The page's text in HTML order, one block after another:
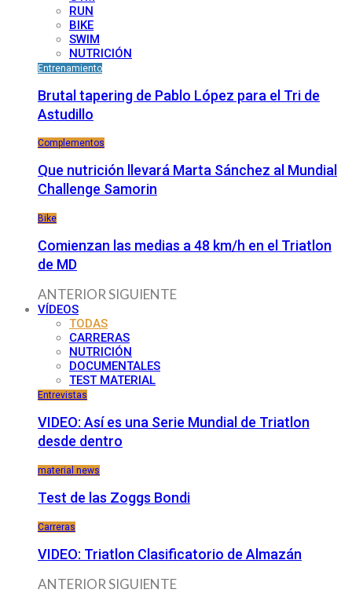
RUN
BIKE
SWIM
NUTRICIÓN
Entrenamiento
Brutal tapering de Pablo López para el Tri de
Astudillo
Complementos
Que nutrición llevará Marta Sánchez al Mundial
Challenge Samorin
Bike
Comienzan las medias a 48 km/h en el Triatlon
de MD
ANTERIORSIGUIENTE
VÍDEOS
TODAS
CARRERAS
NUTRICIÓN
DOCUMENTALES
TEST MATERIAL
Entrevistas
VIDEO: Así es una Serie Mundial de Triatlon
desde dentro
material news
Test de las Zoggs Bondi
Carreras
VIDEO: Triatlon Clasificatorio de Almazán
ANTERIORSIGUIENTE